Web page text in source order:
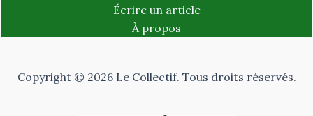
Écrire un article
À propos
Copyright © 2026 Le Collectif. Tous droits réservés.